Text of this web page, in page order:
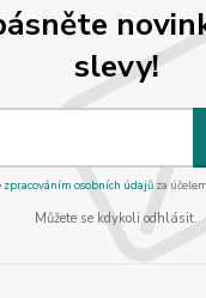
slevy!
zpracováním osobních údajůza
Můžete se kdykoli odhlásit.